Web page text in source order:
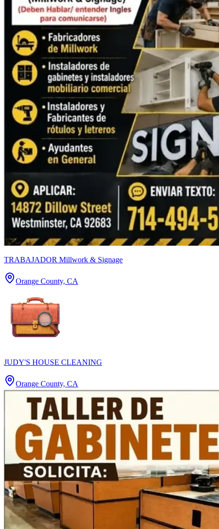
TRABAJADOR Millwork & Signage
Orange County, CA
JUDY'S HOUSE CLEANING
Orange County, CA